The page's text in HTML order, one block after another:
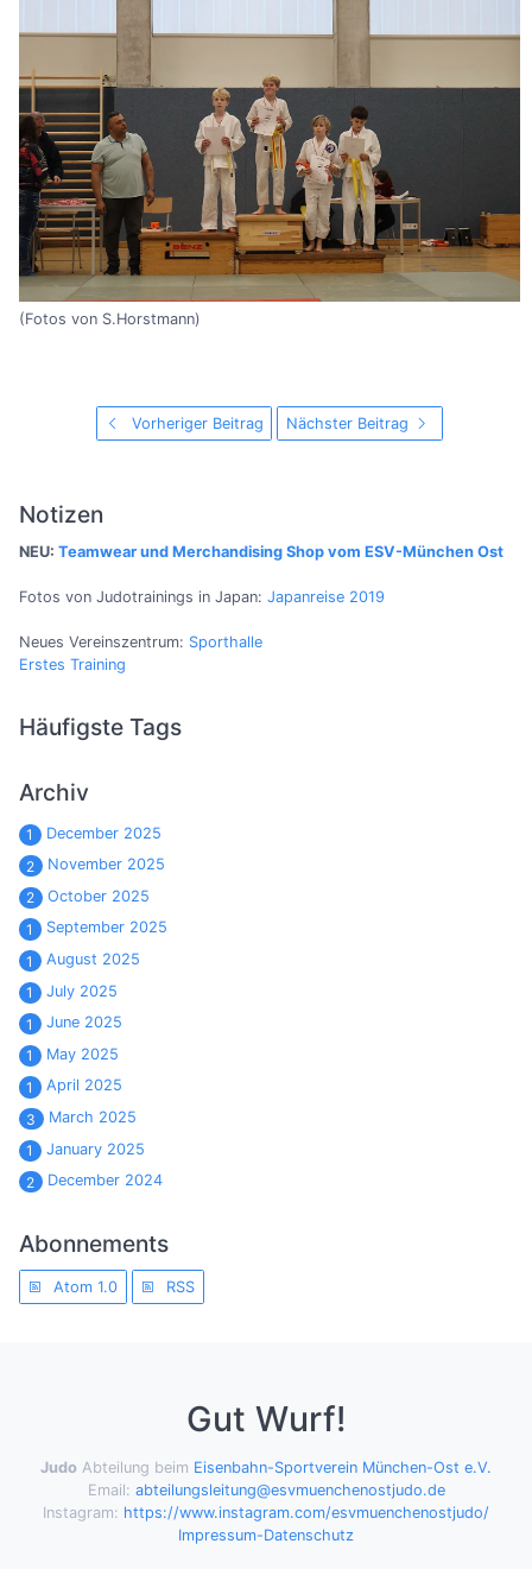
(Fotos von S.Horstmann)
Vorheriger Beitrag Nächster Beitrag
Notizen
NEU: Teamwear und Merchandising Shop vom ESV-München Ost
Fotos von Judotrainings in Japan: Japanreise 2019
Neues Vereinszentrum: Sporthalle
Erstes Training
Häufigste Tags
Archiv
1
December 2025
2
November 2025
2
October 2025
1
September 2025
1
August 2025
1
July 2025
1
June 2025
1
May 2025
1
April 2025
3
March 2025
1
January 2025
2
December 2024
Abonnements
Atom 1.0 RSS
Gut Wurf!
Judo Abteilung beim Eisenbahn-Sportverein München-Ost e.V.
Email: abteilungsleitung@esvmuenchenostjudo.de
Instagram: https://www.instagram.com/esvmuenchenostjudo/
Impressum-Datenschutz